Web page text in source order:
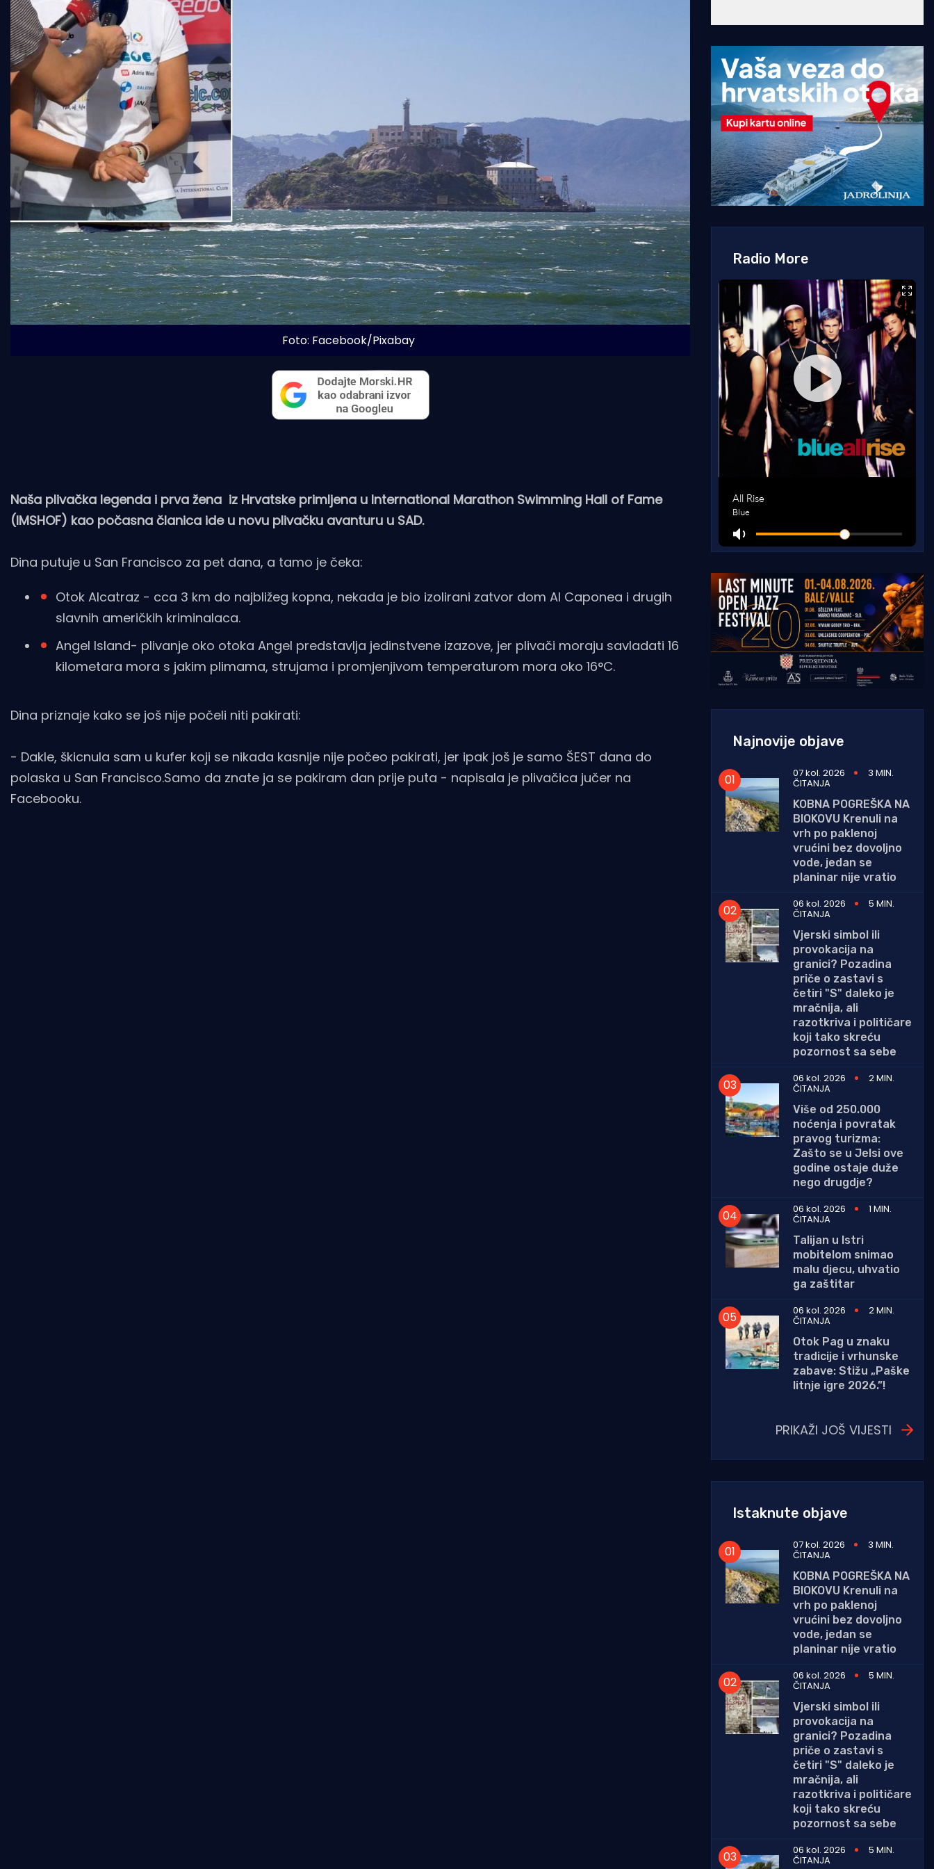
Foto: Facebook/Pixabay
Naša plivačka legenda i prva žena iz Hrvatske primljena u International Marathon Swimming Hall of Fame
(IMSHOF) kao počasna članica ide u novu plivačku avanturu u SAD.
Dina putuje u San Francisco za pet dana, a tamo je čeka:
Otok Alcatraz - cca 3 km do najbližeg kopna, nekada je bio izolirani zatvor dom Al Caponea i drugih
slavnih američkih kriminalaca.
Angel Island- plivanje oko otoka Angel predstavlja jedinstvene izazove, jer plivači moraju savladati 16
kilometara mora s jakim plimama, strujama i promjenjivom temperaturom mora oko 16°C.
Dina priznaje kako se još nije počeli niti pakirati:
- Dakle, škicnula sam u kufer koji se nikada kasnije nije počeo pakirati, jer ipak još je samo ŠEST dana do
polaska u San Francisco.Samo da znate ja se pakiram dan prije puta - napisala je plivačica jučer na
Facebooku.
Radio More
Najnovije objave
07 kol. 2026 3 MIN.
ČITANJA
KOBNA POGREŠKA NA
BIOKOVU Krenuli na
vrh po paklenoj
vrućini bez dovoljno
vode, jedan se
planinar nije vratio
06 kol. 2026
5 MIN.
ČITANJA
Vjerski simbol ili
provokacija na
granici? Pozadina
priče o zastavi s
četiri "S" daleko je
mračnija, ali
razotkriva i političare
koji tako skreću
pozornost sa sebe
06 kol. 2026
2 MIN.
ČITANJA
Više od 250.000
noćenja i povratak
pravog turizma:
Zašto se u Jelsi ove
godine ostaje duže
nego drugdje?
06 kol. 2026
1 MIN.
ČITANJA
Talijan u Istri
mobitelom snimao
malu djecu, uhvatio
ga zaštitar
06 kol. 2026
2 MIN.
ČITANJA
Otok Pag u znaku
tradicije i vrhunske
zabave: Stižu „Paške
litnje igre 2026.”!
PRIKAŽI JOŠ VIJESTI
Istaknute objave
07 kol. 2026 3 MIN.
ČITANJA
KOBNA POGREŠKA NA
BIOKOVU Krenuli na
vrh po paklenoj
vrućini bez dovoljno
vode, jedan se
planinar nije vratio
06 kol. 2026
5 MIN.
ČITANJA
Vjerski simbol ili
provokacija na
granici? Pozadina
priče o zastavi s
četiri "S" daleko je
mračnija, ali
razotkriva i političare
koji tako skreću
pozornost sa sebe
06 kol. 2026
5 MIN.
ČITANJA